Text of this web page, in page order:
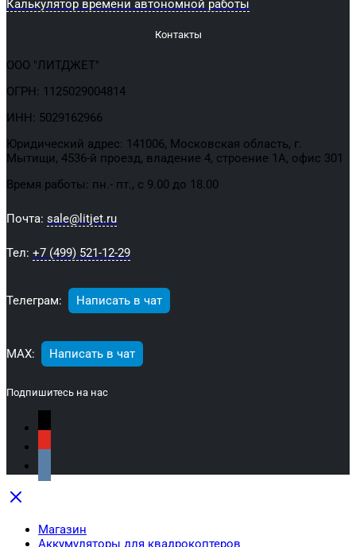
Калькулятор времени автономной работы
Контакты
ООО "ЛИТДЖЕТ"
ОГРН: 1125029004814
ИНН: 5029162966
Юридический адрес: 141006, Московская область, г.
Мытищи, 4536-й проезд, владение 4, строение 1А, офис 301
Время работы: пн.- пт., с 9.00 до 18.00
Почта: sale@litjet.ru
Тел: +7 (499) 521-12-29
Телеграм: Написать в чат
МАХ: Написать в чат
Подпишитесь на нас
Магазин
Аккумуляторы для квадрокоптеров